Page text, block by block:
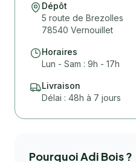
Dépôt
5 route de Brezolles
78540 Vernouillet
Horaires
Lun - Sam : 9h - 17h
Livraison
Délai : 48h à 7 jours
Pourquoi Adi Bois ?